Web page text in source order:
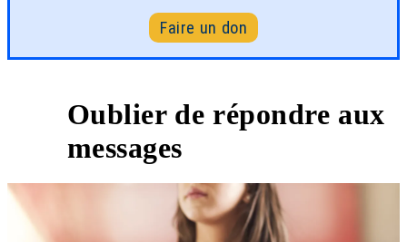
Faire un don
Oublier de répondre aux
messages